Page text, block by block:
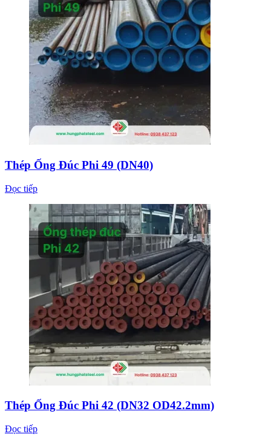
Thép Ống Đúc Phi 49 (DN40)
Đọc tiếp
Thép Ống Đúc Phi 42 (DN32 OD42.2mm)
Đọc tiếp